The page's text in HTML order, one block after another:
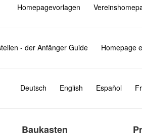
Homepagevorlagen
- der Anfänger Guide Homepage
Deutsch English Español
Baukasten